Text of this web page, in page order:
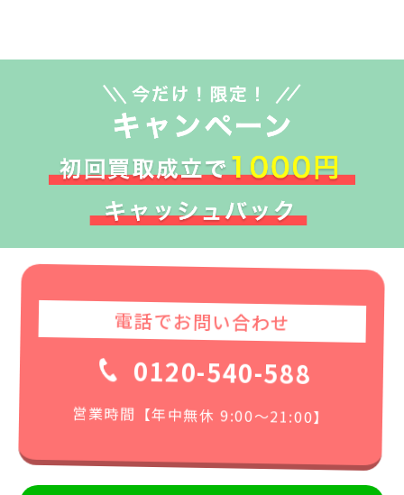
電話でお問い合わせ
0120-540-588
営業時間【年中無休 9:00〜21:00】